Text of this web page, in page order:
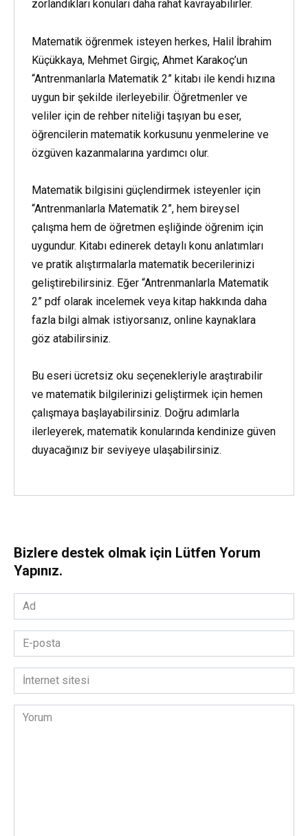
zorlandıkları konuları daha rahat kavrayabilirler.
Matematik öğrenmek isteyen herkes, Halil İbrahim
Küçükkaya, Mehmet Girgiç, Ahmet Karakoç’un
“Antrenmanlarla Matematik 2” kitabı ile kendi hızına
uygun bir şekilde ilerleyebilir. Öğretmenler ve
veliler için de rehber niteliği taşıyan bu eser,
öğrencilerin matematik korkusunu yenmelerine ve
özgüven kazanmalarına yardımcı olur.
Matematik bilgisini güçlendirmek isteyenler için
“Antrenmanlarla Matematik 2”, hem bireysel
çalışma hem de öğretmen eşliğinde öğrenim için
uygundur. Kitabı edinerek detaylı konu anlatımları
ve pratik alıştırmalarla matematik becerilerinizi
geliştirebilirsiniz. Eğer “Antrenmanlarla Matematik
2” pdf olarak incelemek veya kitap hakkında daha
fazla bilgi almak istiyorsanız, online kaynaklara
göz atabilirsiniz.
Bu eseri ücretsiz oku seçenekleriyle araştırabilir
ve matematik bilgilerinizi geliştirmek için hemen
çalışmaya başlayabilirsiniz. Doğru adımlarla
ilerleyerek, matematik konularında kendinize güven
duyacağınız bir seviyeye ulaşabilirsiniz.
Bizlere destek olmak için Lütfen Yorum
Yapınız.
Ad
*
posta
*İnternet
sitesi
Yorum